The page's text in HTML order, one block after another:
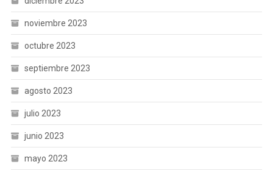
noviembre 2023
octubre 2023
septiembre 2023
agosto 2023
julio 2023
junio 2023
mayo 2023